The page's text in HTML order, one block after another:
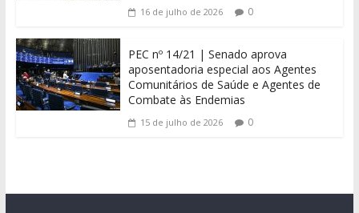
16 de julho de 2026 0
PEC nº 14/21 | Senado aprova
aposentadoria especial aos Agentes
Comunitários de Saúde e Agentes de
Combate às Endemias
15 de julho de 2026 0